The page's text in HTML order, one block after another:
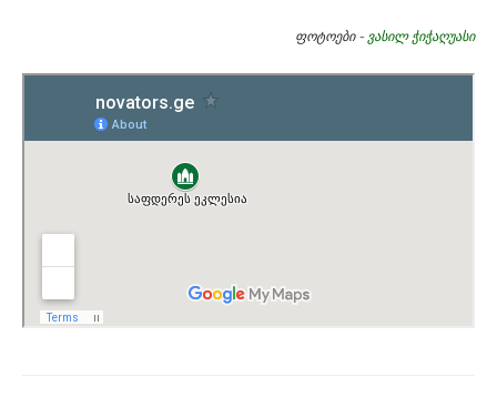
ფოტოები - ვასილ ჭიჭაღუასი